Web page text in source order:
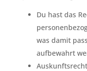
Du hast das
was damit
aufbewahrt